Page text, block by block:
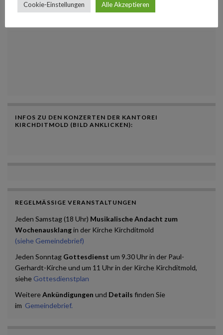
INFOS ZU DEN KONZERTEN DER KANTOREI
KIRCHDITMOLD (BILD ANKLICKEN):
REGELMÄSSIGE VERANSTALTUNGEN
Jeden Samstag (18 Uhr) Musikalische Andacht zum
Wochenausklangin der Kirche Kirchditmold
(siehe Gemeindebrief)
Jeden Sonntag Gottesdienst um 9.30 Uhr in der Paul-
Gerhardt-Kirche und um 11 Uhr in der Kirche Kirchditmold,
siehe Gottesdienstplan
WeitereAnkündigungen und Details finden Sie
im Gemeindebrief.
Cookie-Einstellungen Alle Akzeptieren